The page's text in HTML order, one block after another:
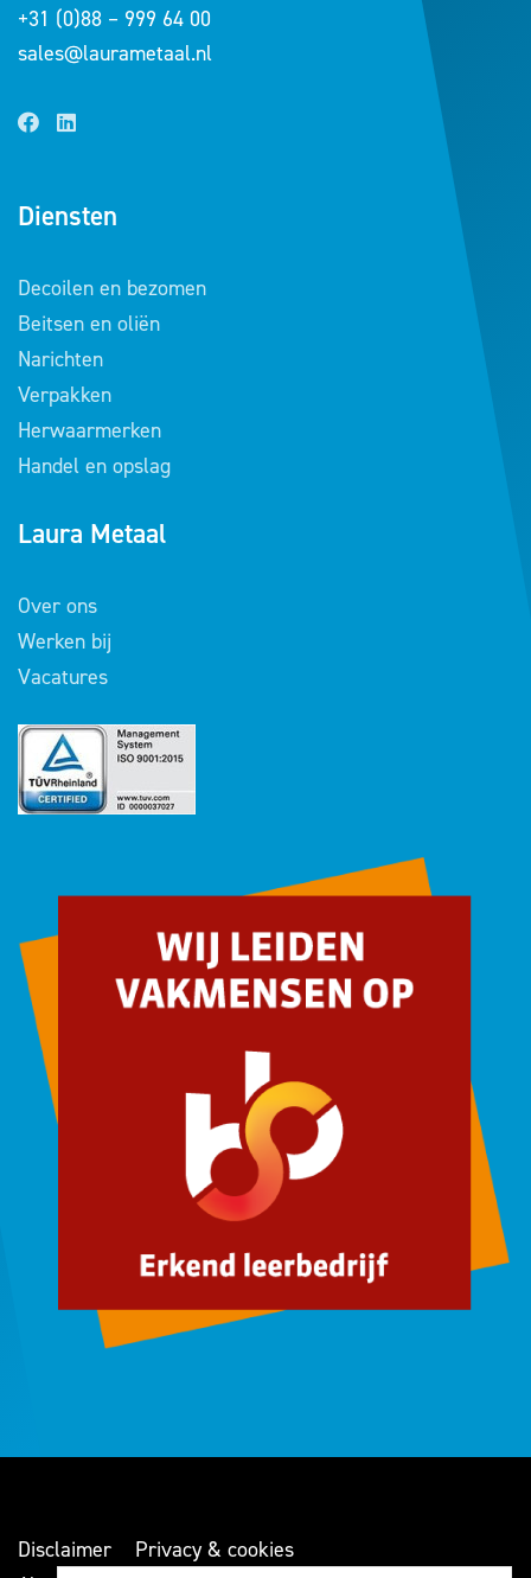
+31 (0)88 – 999 64 00
sales@laurametaal.nl
Diensten
Decoilen en bezomen
Beitsen en oliën
Narichten
Verpakken
Herwaarmerken
Handel en opslag
Laura Metaal
Over ons
Werken bij
Vacatures
Disclaimer
Privacy & cookies